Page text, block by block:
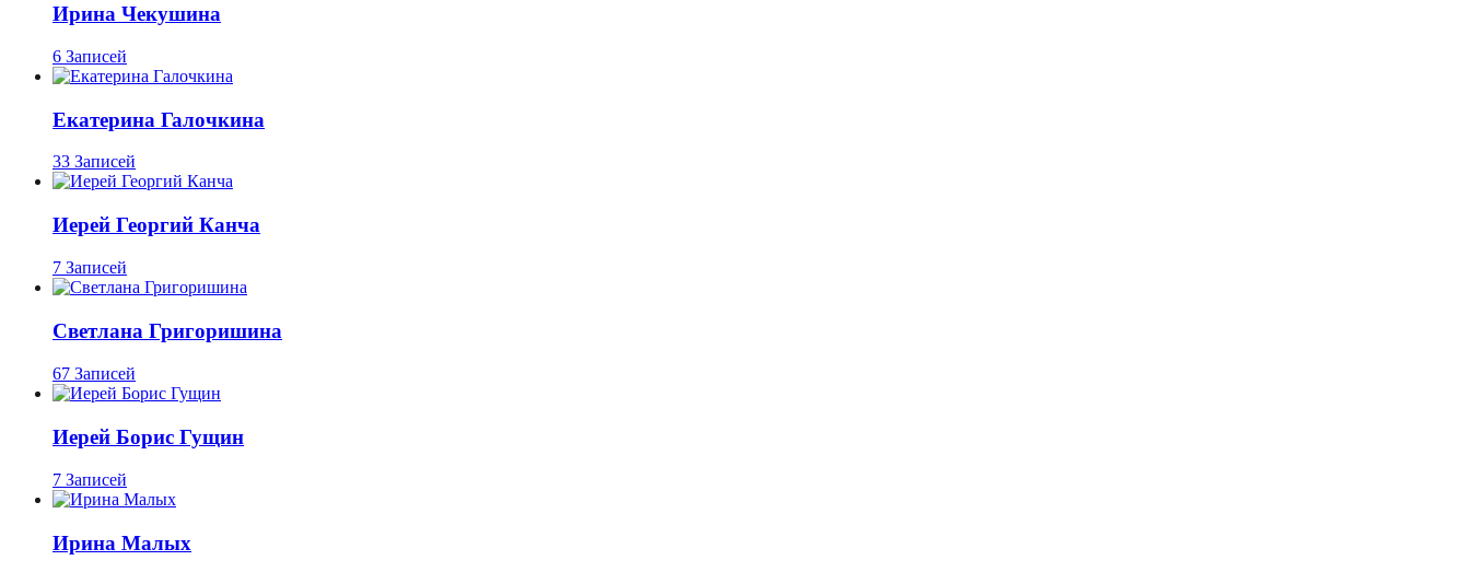
Ирина Чекушина
6 Записей
Екатерина Галочкина
33 Записей
Иерей Георгий Канча
7 Записей
Светлана Григоришина
67 Записей
Иерей Борис Гущин
7 Записей
Ирина Малых